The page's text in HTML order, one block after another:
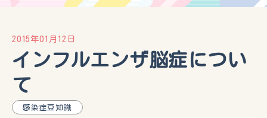
2015年01月12日
インフルエンザ脳症につい
て
感染症豆知識